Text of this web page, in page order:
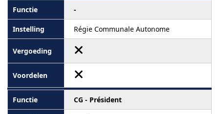
-
Régie Communale Autonome
CG - Président